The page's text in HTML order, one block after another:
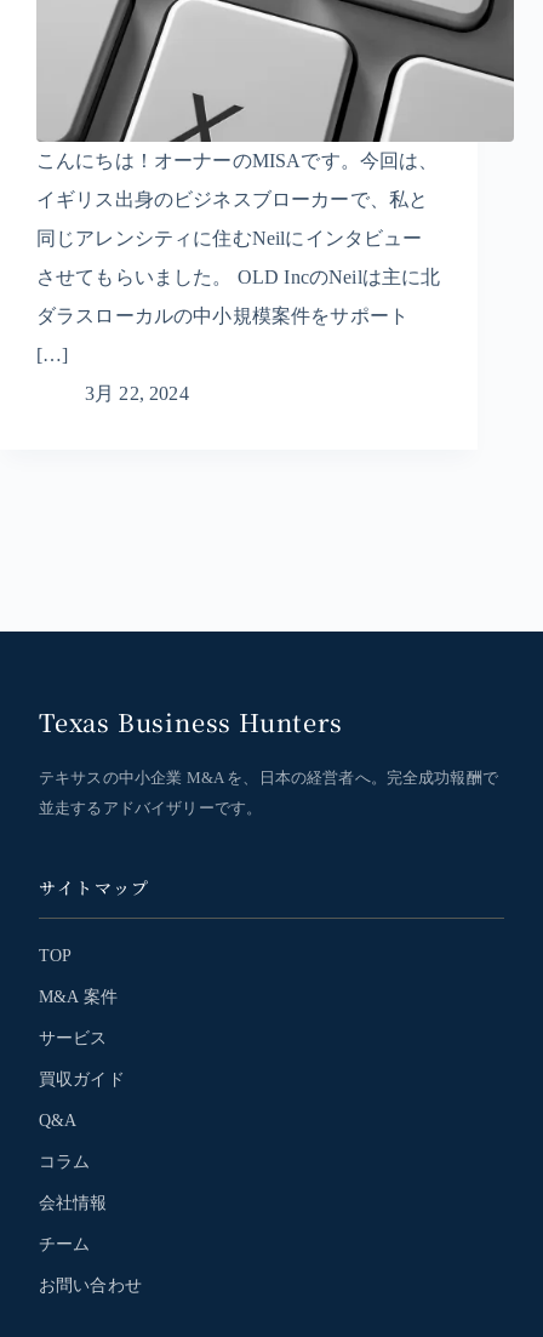
こんにちは！オーナーのMISAです。今回は、
イギリス出身のビジネスブローカーで、私と
同じアレンシティに住むNeilにインタビュー
させてもらいました。 OLD IncのNeilは主に北
ダラスローカルの中小規模案件をサポート
[…]
3月 22, 2024
Texas Business Hunters
テキサスの中小企業 M&A を、日本の経営者へ。完全成功報酬で
並走するアドバイザリーです。
サイトマップ
TOP
M&A 案件
サービス
買収ガイド
Q&A
コラム
会社情報
チーム
お問い合わせ